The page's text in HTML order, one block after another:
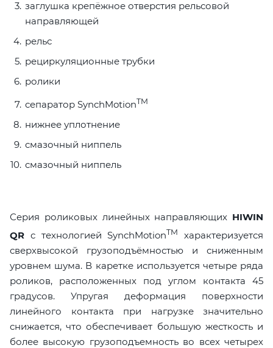
заглушка крепёжное отверстия рельсовой
направляющей
рельс
рециркуляционные трубки
ролики
сепаратор SynchMotionTM
нижнее уплотнение
смазочный ниппель
смазочный ниппель
Серия роликовых линейных направляющих HIWIN
QR с технологией SynchMotionTM
характеризуется
сверхвысокой грузоподъёмностью и сниженным
уровнем шума. В каретке используется четыре ряда
роликов, расположенных под углом контакта 45
градусов. Упругая деформация поверхности
линейного контакта при нагрузке значительно
снижается, что обеспечивает большую жесткость и
более высокую грузоподъемность во всех четырех